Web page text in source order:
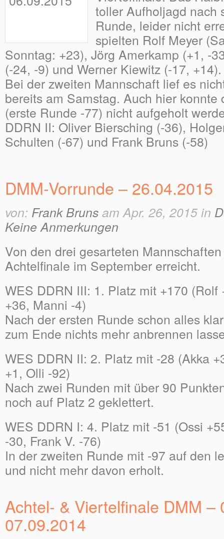
toller Aufholjagd nach
Runde, leider nicht
spielten Rolf Meyer
Sonntag: +23), Jörg Amerkamp (+1, -
(-24, -9) und Werner Kiewitz (-17, +14).
Bei der zweiten Mannschaft lief es
bereits am Samstag. Auch hier konnte
(erste Runde -77) nicht aufgeholt
DDRN II: Oliver Biersching (-36),
Schulten (-67) und Frank Bruns (-58)
DMM-Vorrunde – 26.04.2015
von: Frank Bruns am Apr. 26, 2015 in
Keine Anmerkungen
Von den drei gesarteten
Achtelfinale im September erreicht.
WES DDRN III: 1. Platz mit +170 (Rolf
+36, Manni -4)
Nach der ersten Runde schon alles
zum Ende nichts mehr anbrennen
WES DDRN II: 2. Platz mit -28 (Akka
+1, Olli -92)
Nach zwei Runden mit über 90
noch auf Platz 2 geklettert.
WES DDRN I: 4. Platz mit -51 (Ossi
-30, Frank V. -76)
In der zweiten Runde mit -97 auf den
und nicht mehr davon erholt.
Achtel- & Viertelfinale DMM –
07.09.2014